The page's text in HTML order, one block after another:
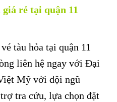
rẻ tại quận 11
tàu hỏa tại quận 11
liên hệ ngay với Đại
Mỹ với đội ngũ
tra cứu, lựa chọn đặt